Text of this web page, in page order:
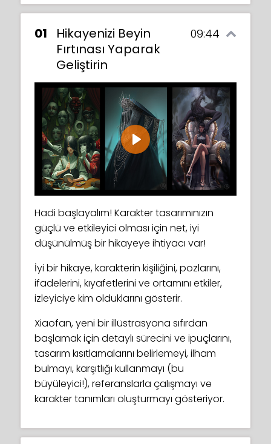
01
Hikayenizi Beyin
Fırtınası Yaparak
Geliştirin
09:44
Play
Hadi başlayalım! Karakter tasarımınızın
güçlü ve etkileyici olması için net, iyi
düşünülmüş bir hikayeye ihtiyacı var!
İyi bir hikaye, karakterin kişiliğini, pozlarını,
ifadelerini, kıyafetlerini ve ortamını etkiler,
izleyiciye kim olduklarını gösterir.
Xiaofan, yeni bir illüstrasyona sıfırdan
başlamak için detaylı sürecini ve ipuçlarını,
tasarım kısıtlamalarını belirlemeyi, ilham
bulmayı, karşıtlığı kullanmayı (bu
büyüleyici!), referanslarla çalışmayı ve
karakter tanımları oluşturmayı gösteriyor.